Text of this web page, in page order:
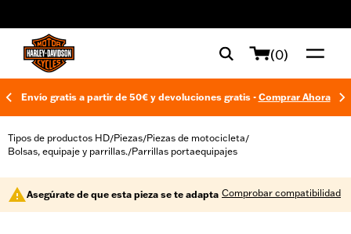
(0)
Envío gratis a partir de 50€ y devoluciones gratis - Comprar Ahora
Tipos de productos HD/Piezas/Piezas de motocicleta/
Bolsas, equipaje y parrillas./Parrillas portaequipajes
Asegúrate de que esta pieza se te adapta Comprobar compatibilidad